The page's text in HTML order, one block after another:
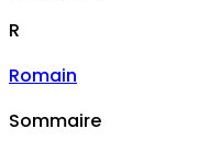
R
Romain
Sommaire